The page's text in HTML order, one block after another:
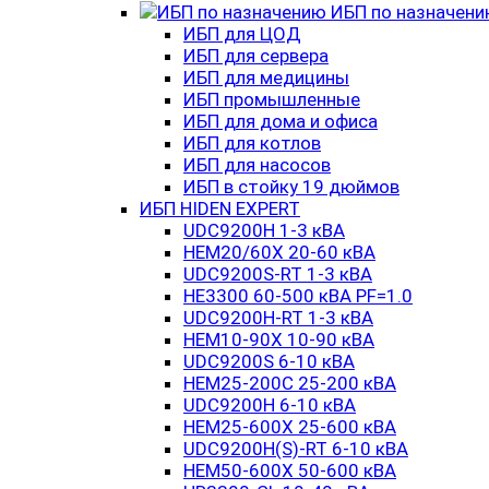
ИБП по
ИБП для ЦОД
ИБП для сервера
ИБП для медицины
ИБП промышленные
ИБП для дома и офиса
ИБП для котлов
ИБП для насосов
ИБП в стойку 19 дюймов
ИБП HIDEN EXPERT
UDC9200H 1-3 кВА
HEM20/60X 20-60 кВА
UDC9200S-RT 1-3 кВА
HE3300 60-500 кВА PF=1.0
UDC9200H-RT 1-3 кВА
HEM10-90X 10-90 кВА
UDC9200S 6-10 кВА
HEM25-200C 25-200 кВА
UDC9200H 6-10 кВА
HEM25-600X 25-600 кВА
UDC9200H(S)-RT 6-10 кВА
HEM50-600X 50-600 кВА